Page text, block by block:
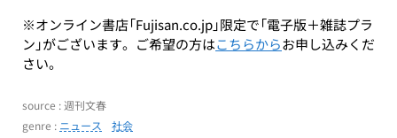
※オンライン書店「Fujisan.co.jp」限定で「電子版＋雑誌プラ
ン」がございます。ご希望の方はこちらからお申し込みくだ
さい。
source : 週刊文春
genre : ニュース 社会